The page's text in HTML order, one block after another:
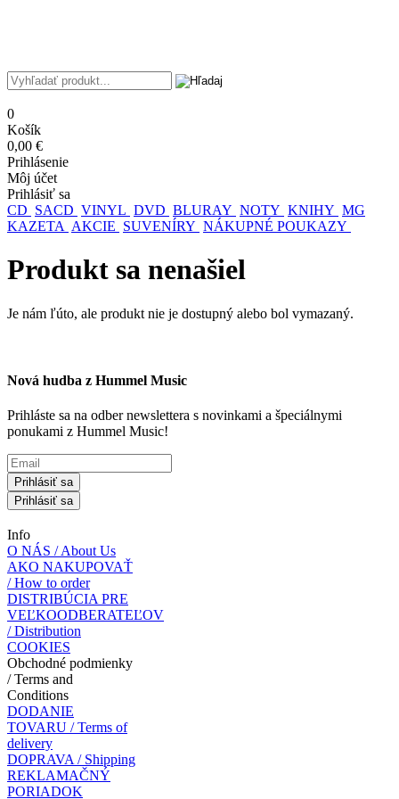
0
Košík
0,00 €
Prihlásenie
Môj účet
Prihlásiť sa
CD SACD VINYL DVD BLURAY NOTY KNIHY MG
KAZETA AKCIE SUVENÍRY NÁKUPNÉ POUKAZY
Produkt sa nenašiel
Je nám ľúto, ale produkt nie je dostupný alebo bol vymazaný.
Nová hudba z Hummel Music
Prihláste sa na odber newslettera s novinkami a špeciálnymi
ponukami z Hummel Music!
Prihlásiť sa
Prihlásiť sa
Info
O NÁS / About Us
AKO NAKUPOVAŤ
/ How to order
DISTRIBÚCIA PRE
VEĽKOODBERATEĽOV
/ Distribution
COOKIES
Obchodné podmienky
/ Terms and
Conditions
DODANIE
TOVARU / Terms of
delivery
DOPRAVA / Shipping
REKLAMAČNÝ
PORIADOK